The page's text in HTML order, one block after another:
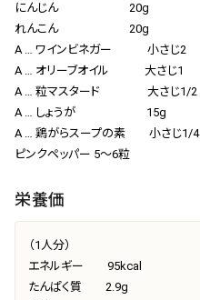
にんじん 20g
れんこん 20g
A … ワインビネガー 小さじ2
A … オリーブオイル 大さじ1
A … 粒マスタード 大さじ1/2
A … しょうが 15g
A … 鶏がらスープの素 小さじ1/4
ピンクペッパー 5〜6粒
栄養価
（1人分）
エネルギー 95kcal
たんぱく質 2.9g